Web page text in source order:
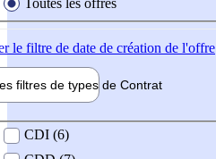
le filtre de date de création de l'offre
filtres de types de Contrat
contrat
CDI (6)